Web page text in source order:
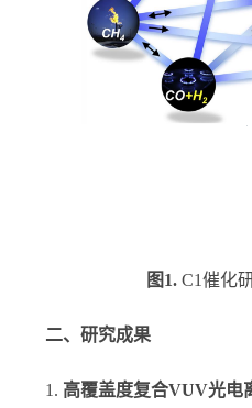
图1. C1催化
二、研究成果
1. 高覆盖度复合VUV光电